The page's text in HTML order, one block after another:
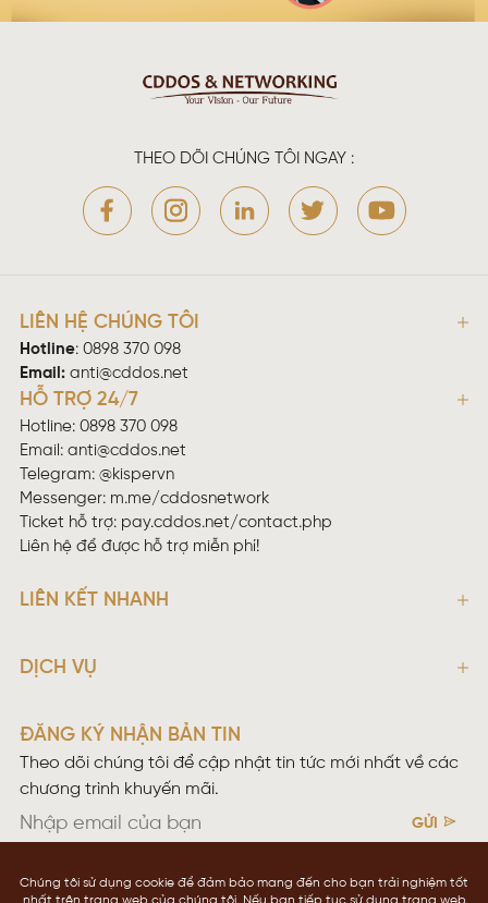
THEO DÕI CHÚNG TÔI NGAY :
LIÊN HỆ CHÚNG TÔI
Hotline: 0898 370 098
Email: anti@cddos.net
HỖ TRỢ 24/7
Hotline: 0898 370 098
Email: anti@cddos.net
Telegram: @kispervn
Messenger: m.me/cddosnetwork
Ticket hỗ trợ: pay.cddos.net/contact.php
Liên hệ để được hỗ trợ miễn phí!
LIÊN KẾT NHANH
DỊCH VỤ
ĐĂNG KÝ NHẬN BẢN TIN
Theo dõi chúng tôi để cập nhật tin tức mới nhất về các
chương trình khuyến mãi.
GỬI